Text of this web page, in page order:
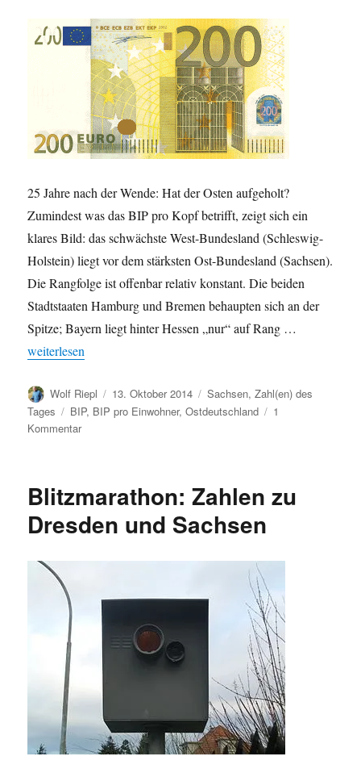
25 Jahre nach der Wende: Hat der Osten aufgeholt?
Zumindest was das BIP pro Kopf betrifft, zeigt sich ein
klares Bild: das schwächste West-Bundesland (Schleswig-
Holstein) liegt vor dem stärksten Ost-Bundesland (Sachsen).
Die Rangfolge ist offenbar relativ konstant. Die beiden
Stadtstaaten Hamburg und Bremen behaupten sich an der
Spitze; Bayern liegt hinter Hessen „nur“ auf Rang …
„BIP pro Kopf nach Bundesland 2014: Weiterhin starkes Ost-
weiterlesen
Autor
Wolf Riepl
Veröffentlicht
am
13. Oktober 2014 Kategorien
Sachsen,Zahl(en) des
Tages
Schlagwörter
BIP, BIP pro Einwohner,Ostdeutschland
1
Kommentarzu
nach
2014:
starkes
West-
Gefälle
Blitzmarathon: Zahlen zu
Dresden und Sachsen